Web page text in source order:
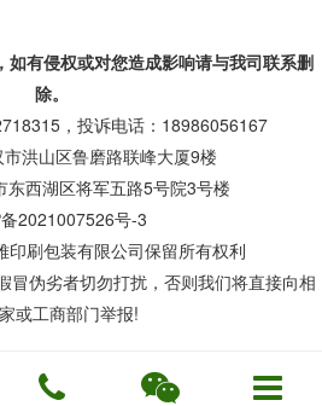
如有侵权或对您造成影响请与我司联系删
除。
，投诉电话：18986056167
洪山区鲁磨路联峰大厦9楼
东西湖区将军五路5号院3号楼
2021007526号-3
印刷包装有限公司保留所有权利
冒伪劣者切勿打扰，否则我们将直接向相
或工商部门举报!